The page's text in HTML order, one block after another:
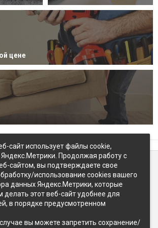
цене
ул Восточное-шоссе, д.5
сайт использует файлы cookie,
Продолжая работу с
сайтом, вы подтверждаете свое
использование cookies вашего
данных Яндекс.Метрики, которые
делать этот веб-сайт удобнее для
в порядке предусмотренном
вы можете запретить сохранение/